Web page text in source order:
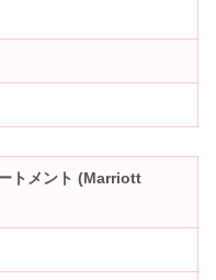
トメント (Marriott